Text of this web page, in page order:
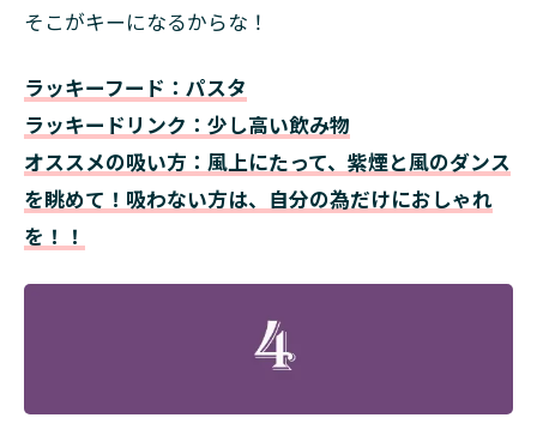
そこがキーになるからな！
ラッキーフード：パスタ
ラッキードリンク：少し高い飲み物
オススメの吸い方：風上にたって、紫煙と風のダンス
を眺めて！吸わない方は、自分の為だけにおしゃれ
を！！